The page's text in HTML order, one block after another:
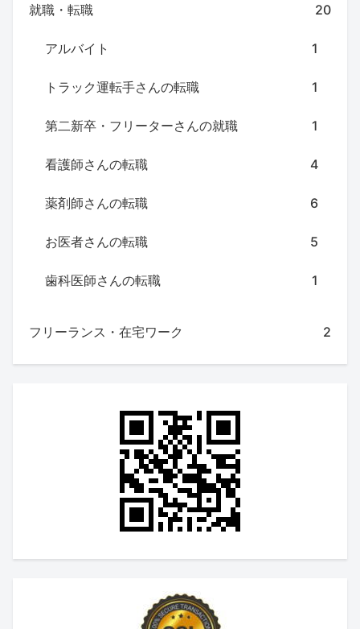
就職・転職 20
アルバイト 1
トラック運転手さんの転職 1
第二新卒・フリーターさんの就職 1
看護師さんの転職 4
薬剤師さんの転職 6
お医者さんの転職 5
歯科医師さんの転職 1
フリーランス・在宅ワーク 2